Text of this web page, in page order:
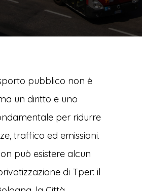
pubblico non è
un diritto e uno
per ridurre
traffico ed emissioni.
può esistere alcun
di Tper: il